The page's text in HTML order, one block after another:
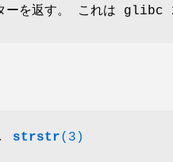
ターを返す。 これは glibc
strstr(3)